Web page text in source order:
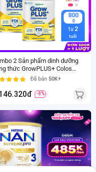
800
g
Từ 2
tuổi
2 Sản phẩm dinh dưỡng
thức GrowPLUS+ Colos
2+, 800g ( trên 2 tuổi)
Đã bán 50K+
-8%
800
gr
2-6